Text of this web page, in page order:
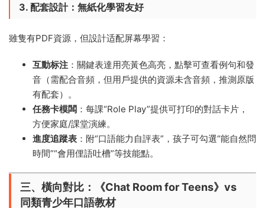
3. 配套設計：無紙化學習友好
雖隻有PDF資源，但設計适配屏幕學習：
互動标注 ：關鍵表達用亮黃色高亮，點擊可查看例句和發
音（需配合音頻，但用戶提供的資源未含音頻，推測原版
有配套）。
任務卡模闆 ：每課“Role Play”提供可打印的對話卡片，
方便家庭/課堂演練。
進度追蹤表 ：附“口語能力自評表”，孩子可勾選“能自然問
時間”“會用俚語吐槽”等技能點。
三、橫向對比：《Chat Room for Teens》vs
同類青少年口語教材